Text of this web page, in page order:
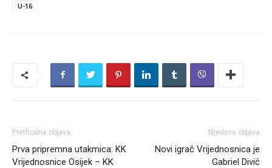
U-16
Prethodna objava
Prva pripremna utakmica: KK
Vrijednosnice Osijek – KK
Sljedeća objava
Novi igrač Vrijednosnica je
Gabriel Divić